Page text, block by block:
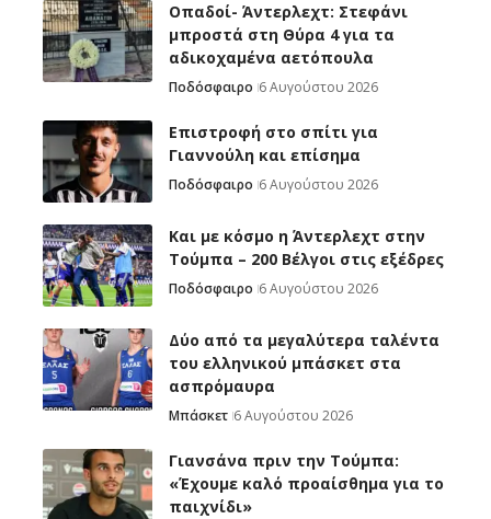
Οπαδοί- Άντερλεχτ: Στεφάνι
μπροστά στη Θύρα 4 για τα
αδικοχαμένα αετόπουλα
Ποδόσφαιρο 6 Αυγούστου 2026
Επιστροφή στο σπίτι για
Γιαννούλη και επίσημα
Ποδόσφαιρο 6 Αυγούστου 2026
Και με κόσμο η Άντερλεχτ στην
Τούμπα – 200 Βέλγοι στις εξέδρες
Ποδόσφαιρο 6 Αυγούστου 2026
Δύο από τα μεγαλύτερα ταλέντα
του ελληνικού μπάσκετ στα
ασπρόμαυρα
Μπάσκετ 6 Αυγούστου 2026
Γιανσάνα πριν την Τούμπα:
«Έχουμε καλό προαίσθημα για το
παιχνίδι»